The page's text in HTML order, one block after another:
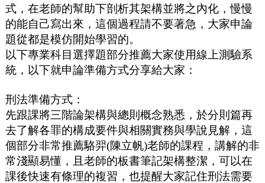
式，在老師的幫助下剖析其架構並將之內化，慢慢
的能自己寫出來，這個過程請不要著急，大家申論
題從都是模仿開始學習的。
以下專業科目選擇題部分推薦大家使用線上測驗系
統，以下就申論準備方式分享給大家：
刑法準備方式：
先跟課將三階論架構與總則概念熟悉，於分則篇再
去了解各罪的構成要件與相關實務與學說見解，這
個部分非常推薦駱羿(陳立帆)老師的課程，講解的非
常淺顯易懂，且老師的板書筆記架構整潔，可以在
課後快速有條理的複習，也提醒大家記住刑法需要